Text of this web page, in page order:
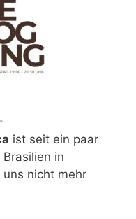
ist seit ein paar
in
nicht mehr